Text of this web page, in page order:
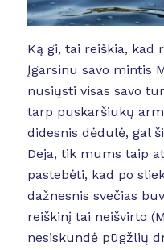
Ką gi, tai reiškia, kad
Įgarsinu savo mintis
nusiųsti visas savo
tarp puskaršiukų
didesnis dėdulė, gal
Deja, tik mums taip
pastebėti, kad po
dažnesnis svečias
reiškinį tai neišvirto
nesiskundė pūgžlių